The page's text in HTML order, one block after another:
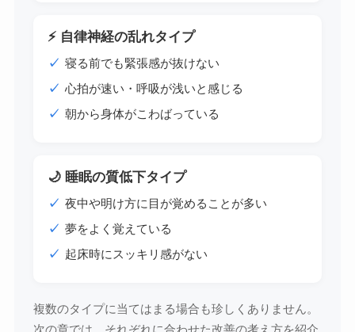
⚡ 自律神経の乱れタイプ
寝る前でも緊張感が抜けない
心拍が速い・呼吸が浅いと感じる
朝から身体がこわばっている
🌙 睡眠の質低下タイプ
夜中や明け方に目が覚めることが多い
夢をよく覚えている
起床時にスッキリ感がない
複数のタイプに当てはまる場合も珍しくありません。